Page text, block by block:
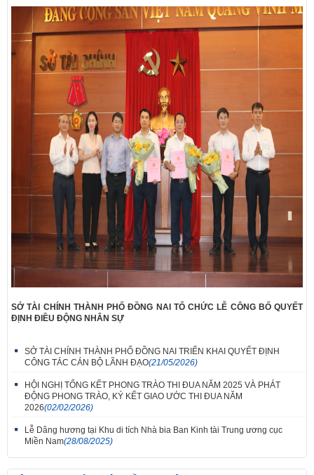
SỞ TÀI CHÍNH THÀNH PHỐ ĐỒNG NAI TỔ CHỨC LỄ CÔNG BỐ QUYẾT
ĐỊNH ĐIỀU ĐỘNG NHÂN SỰ
SỞ TÀI CHÍNH THÀNH PHỐ ĐỒNG NAI TRIỂN KHAI QUYẾT ĐỊNH
CÔNG TÁC CÁN BỘ LÃNH ĐẠO(21/05/2026)
HỘI NGHỊ TỔNG KẾT PHONG TRÀO THI ĐUA NĂM 2025 VÀ PHÁT
ĐỘNG PHONG TRÀO, KÝ KẾT GIAO ƯỚC THI ĐUA NĂM
2026(02/02/2026)
Lễ Dâng hương tại Khu di tích Nhà bia Ban Kinh tài Trung ương cục
Miền Nam(28/08/2025)